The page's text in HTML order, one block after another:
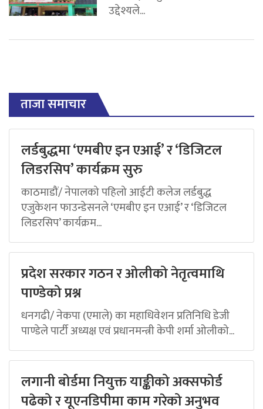
उद्देश्यले...
ताजा समाचार
लर्डबुद्धमा ‘एमबीए इन एआई’ र ‘डिजिटल
लिडरसिप’ कार्यक्रम सुरु
काठमाडौं/ नेपालको पहिलो आईटी कलेज लर्डबुद्ध
एजुकेशन फाउन्डेसनले ‘एमबीए इन एआई’ र ‘डिजिटल
लिडरसिप’ कार्यक्रम...
प्रदेश सरकार गठन र ओलीको नेतृत्वमाथि
पाण्डेको प्रश्न
धनगढी/ नेकपा (एमाले) का महाधिवेशन प्रतिनिधि डेजी
पाण्डेले पार्टी अध्यक्ष एवं प्रधानमन्त्री केपी शर्मा ओलीको...
लगानी बोर्डमा नियुक्त याङ्कीको अक्सफोर्ड
पढेको र यूएनडिपीमा काम गरेको अनुभव